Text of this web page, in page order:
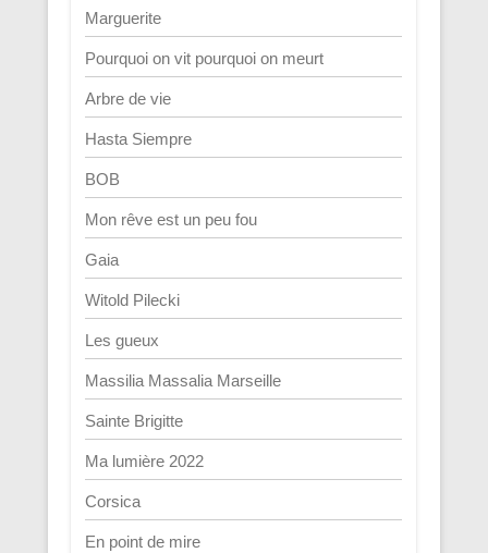
Marguerite
Pourquoi on vit pourquoi on meurt
Arbre de vie
Hasta Siempre
BOB
Mon rêve est un peu fou
Gaia
Witold Pilecki
Les gueux
Massilia Massalia Marseille
Sainte Brigitte
Ma lumière 2022
Corsica
En point de mire